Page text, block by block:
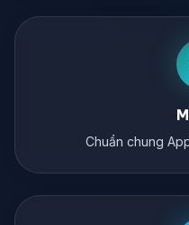
Chuẩn chung